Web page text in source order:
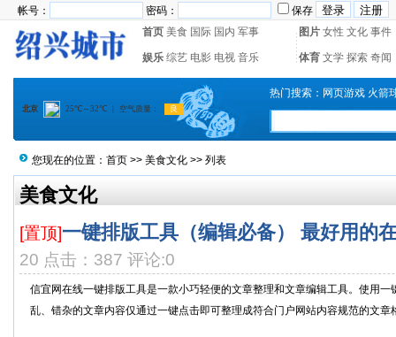
帐号： 密码：
保存
首页 美食 国际 国内 军事 图片 女性 文化 事件
娱乐 综艺 电影 电视 音乐 体育 文学 探索 奇闻
热门搜索： 网页游戏 火箭
您现在的位置： 首页 >> 美食文化 >> 列表
美食文化
[置顶]一键排版工具（编辑必备） 最好用的
20 点击：387 评论:0
信宜网在线一键排版工具是一款小巧轻便的文章整理和文章编辑工具。使用
乱、错杂的文章内容仅通过一键点击即可整理成符合门户网站内容规范的文章